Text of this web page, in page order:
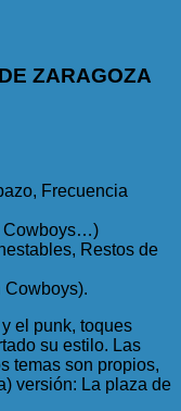
ZARAGOZA
Frecuencia
Cowboys…)
Restos de
Cowboys).
el punk, toques
su estilo. Las
temas son propios,
versión: La plaza de